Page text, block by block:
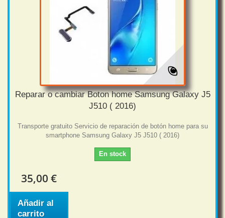
Reparar o cambiar Boton home Samsung Galaxy J5
J510 ( 2016)
Transporte gratuito Servicio de reparación de botón home para su
smartphone Samsung Galaxy J5 J510 ( 2016)
En stock
35,00 €
Añadir al
carrito